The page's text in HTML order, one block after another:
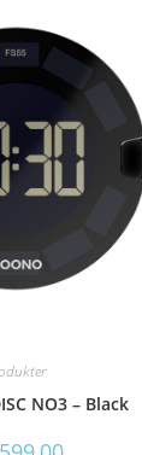
NO3 – Black